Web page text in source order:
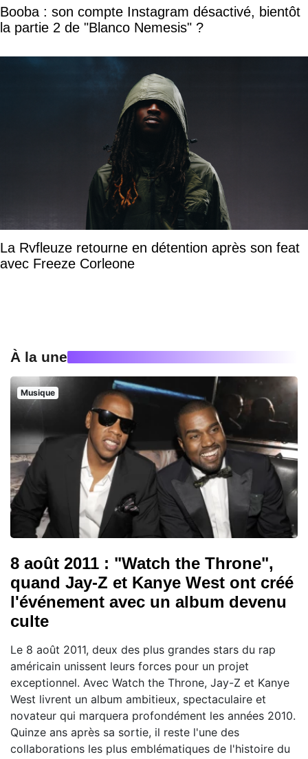
Booba : son compte Instagram désactivé, bientôt
la partie 2 de "Blanco Nemesis" ?
La Rvfleuze retourne en détention après son feat
avec Freeze Corleone
À la une
Musique
8 août 2011 : "Watch the Throne",
quand Jay-Z et Kanye West ont créé
l'événement avec un album devenu
culte
Le 8 août 2011, deux des plus grandes stars du rap
américain unissent leurs forces pour un projet
exceptionnel. Avec Watch the Throne, Jay-Z et Kanye
West livrent un album ambitieux, spectaculaire et
novateur qui marquera profondément les années 2010.
Quinze ans après sa sortie, il reste l'une des
collaborations les plus emblématiques de l'histoire du